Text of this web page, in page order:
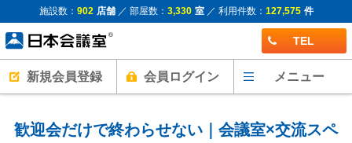
施設数： 902 店舗／ 部屋数： 3,330 室／ 利用件数： 127,575 件
TEL
新規会員登録 会員ログイン メニュー
歓迎会だけで終わらせない｜会議室×交流スペ